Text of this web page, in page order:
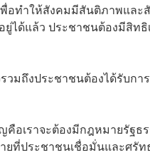
พื่อทำให้สังคมมีสันติภาพแล
ยู่ได้แล้ว ประชาชนต้องมีสิ
วมถึงประชาชนต้องได้รับก
อเราจะต้องมีกฎหมายรัฐ
ยที่ประชาชนเชื่อมั่นและศรั